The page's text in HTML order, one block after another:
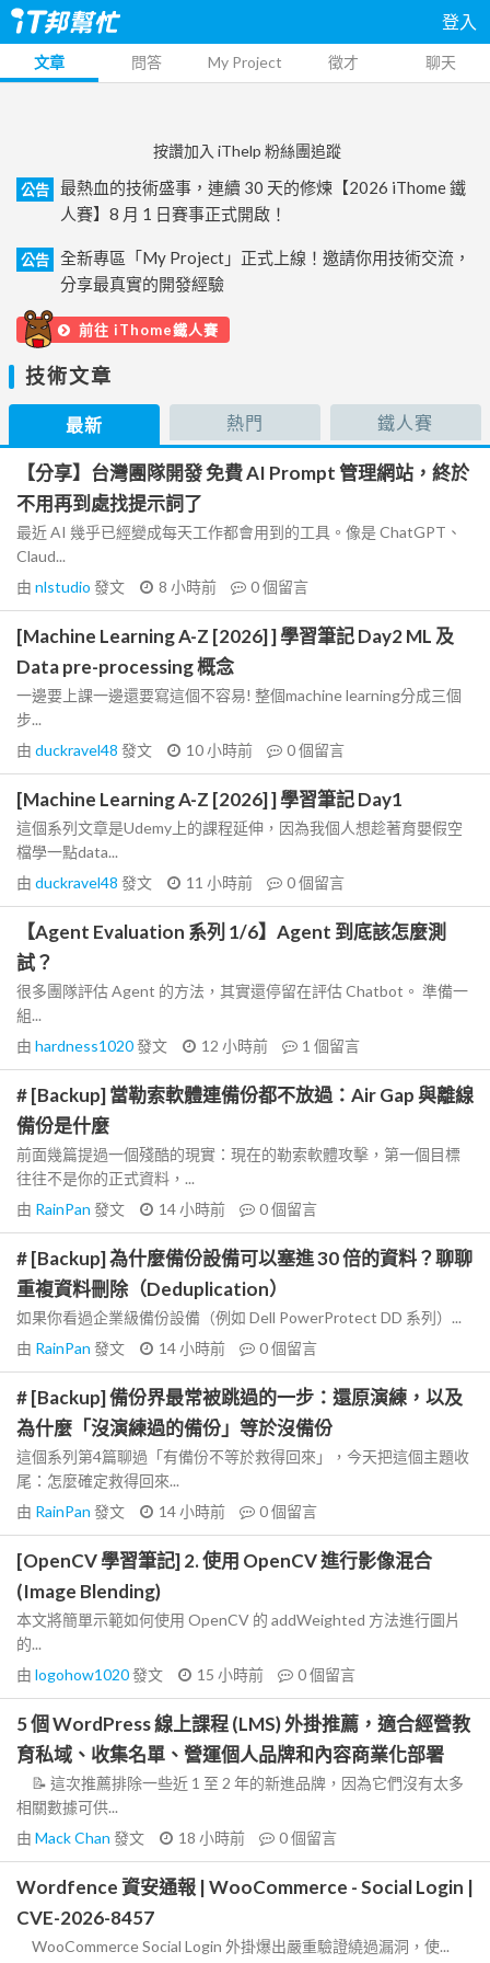
登入
文章 問答 My Project 徵才 聊天
按讚加入 iThelp 粉絲團追蹤
公告
最熱血的技術盛事，連續 30 天的修煉【2026 iThome 鐵
人賽】8 月 1 日賽事正式開啟！
公告
全新專區「My Project」正式上線！邀請你用技術交流，
分享最真實的開發經驗
前往 iThome鐵人賽
技術文章
最新 熱門 鐵人賽
【分享】台灣團隊開發 免費 AI Prompt 管理網站，終於
不用再到處找提示詞了
最近 AI 幾乎已經變成每天工作都會用到的工具。像是 ChatGPT、
Claud...
由 nlstudio 發文 8 小時前 0個留言
[Machine Learning A-Z [2026] ] 學習筆記 Day2 ML 及
Data pre-processing 概念
一邊要上課一邊還要寫這個不容易! 整個machine learning分成三個
步...
由 duckravel48 發文 10 小時前 0個留言
[Machine Learning A-Z [2026] ] 學習筆記 Day1
這個系列文章是Udemy上的課程延伸，因為我個人想趁著育嬰假空
檔學一點data...
由 duckravel48 發文 11 小時前 0個留言
【Agent Evaluation 系列 1/6】Agent 到底該怎麼測
試？
很多團隊評估 Agent 的方法，其實還停留在評估 Chatbot。 準備一
組...
由 hardness1020發文 12 小時前 1 個留言
# [Backup] 當勒索軟體連備份都不放過：Air Gap 與離線
備份是什麼
前面幾篇提過一個殘酷的現實：現在的勒索軟體攻擊，第一個目標
往往不是你的正式資料，...
由 RainPan 發文 14 小時前 0個留言
# [Backup] 為什麼備份設備可以塞進 30 倍的資料？聊聊
重複資料刪除（Deduplication）
如果你看過企業級備份設備（例如 Dell PowerProtect DD 系列）...
由 RainPan 發文 14 小時前 0個留言
# [Backup] 備份界最常被跳過的一步：還原演練，以及
為什麼「沒演練過的備份」等於沒備份
這個系列第4篇聊過「有備份不等於救得回來」，今天把這個主題收
尾：怎麼確定救得回來...
由 RainPan 發文 14 小時前 0個留言
[OpenCV 學習筆記] 2. 使用 OpenCV 進行影像混合
(Image Blending)
本文將簡單示範如何使用 OpenCV 的 addWeighted 方法進行圖片
的...
由 logohow1020發文 15 小時前 0個留言
5 個 WordPress 線上課程 (LMS) 外掛推薦，適合經營教
育私域、收集名單、營運個人品牌和內容商業化部署
📝 這次推薦排除一些近 1 至 2 年的新進品牌，因為它們沒有太多
相關數據可供...
由 Mack Chan 發文 18 小時前 0個留言
Wordfence 資安通報 | WooCommerce - Social Login |
CVE-2026-8457
WooCommerce Social Login 外掛爆出嚴重驗證繞過漏洞，使...